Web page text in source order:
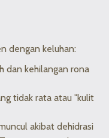
dengan keluhan:
dan kehilangan rona
tidak rata atau "kulit
akibat dehidrasi